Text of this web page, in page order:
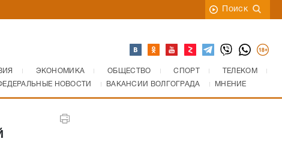
Поиск
ЭКОНОМИКА ОБЩЕСТВО СПОРТ
ТЕЛЕКОМ
НОВОСТИ ВАКАНСИИ ВОЛГОГРАДА МНЕНИЕ